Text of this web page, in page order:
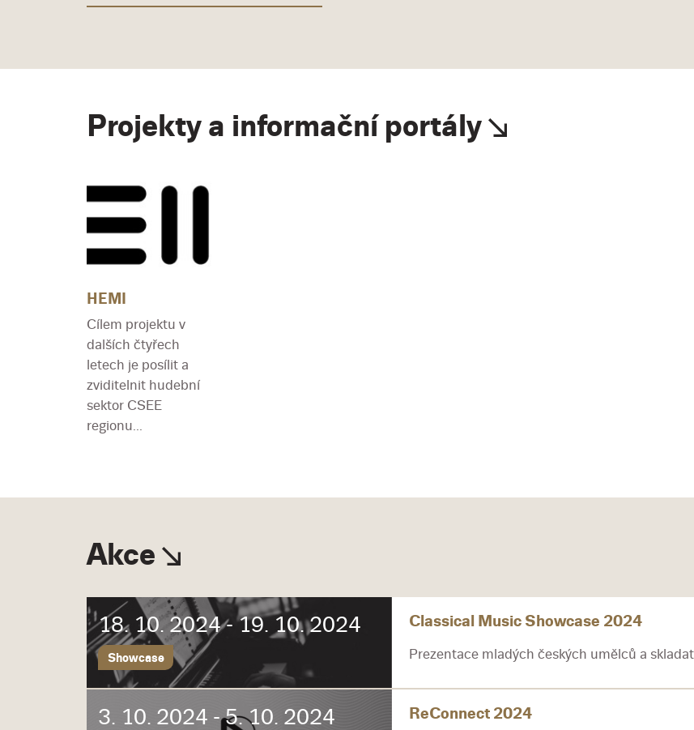
Projekty a informační portály
HEMI
Cílem projektu v
dalších čtyřech
letech je posílit a
zviditelnit hudební
sektor CSEE
regionu...
Akce
18. 10. 2024 - 19. 10. 2024
Showcase
Classical Music Showcase 2024
Prezentace mladých českých umělců a
3. 10. 2024 - 5. 10. 2024 ReConnect 2024